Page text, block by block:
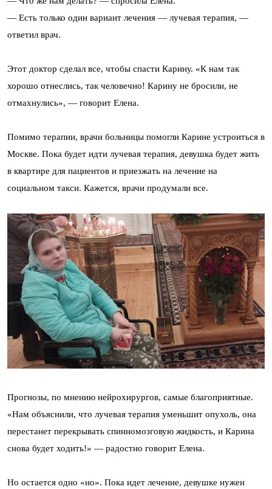
— Есть только один вариант лечения — лучевая терапия, —
ответил врач.
Этот доктор сделал все, чтобы спасти Карину. «К нам так
хорошо отнеслись, так человечно! Карину не бросили, не
отмахнулись», — говорит Елена.
Помимо терапии, врачи больницы помогли Карине устроиться в
Москве. Пока будет идти лучевая терапия, девушка будет жить
в квартире для пациентов и приезжать на лечение на
социальном такси. Кажется, врачи продумали все.
Прогнозы, по мнению нейрохирургов, самые благоприятные.
«Нам объяснили, что лучевая терапия уменьшит опухоль, она
перестанет перекрывать спинномозговую жидкость, и Карина
снова будет ходить!» — радостно говорит Елена.
Но остается одно «но». Пока идет лечение, девушке нужен